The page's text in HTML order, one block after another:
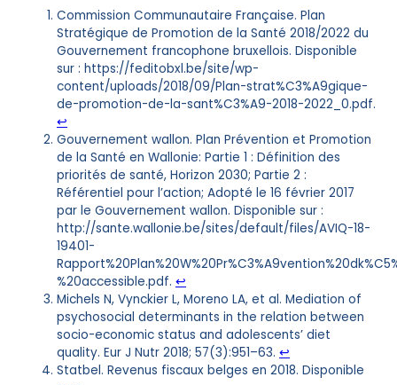
Commission Communautaire Française. Plan
Stratégique de Promotion de la Santé 2018/2022 du
Gouvernement francophone bruxellois. Disponible
sur : https://feditobxl.be/site/wp-
content/uploads/2018/09/Plan-strat%C3%A9gique-
de-promotion-de-la-sant%C3%A9-2018-2022_0.pdf.
↩︎
Gouvernement wallon. Plan Prévention et Promotion
de la Santé en Wallonie: Partie 1 : Définition des
priorités de santé, Horizon 2030; Partie 2 :
Référentiel pour l’action; Adopté le 16 février 2017
par le Gouvernement wallon. Disponible sur :
http://sante.wallonie.be/sites/default/files/AVIQ-18-
19401-
%20accessible.pdf. ↩︎
Michels N, Vynckier L, Moreno LA, et al. Mediation of
psychosocial determinants in the relation between
socio-economic status and adolescents’ diet
quality. Eur J Nutr 2018; 57(3):951–63. ↩︎
Statbel. Revenus fiscaux belges en 2018. Disponible